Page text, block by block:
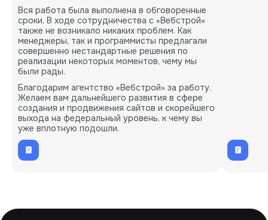
Вся работа была выполнена в обговоренные
сроки. В ходе сотрудничества с «Вебстрой»
также не возникало никаких проблем. Как
менеджеры, так и программисты предлагали
совершенно нестандартные решения по
реализации некоторых моментов, чему мы
были рады.
Благодарим агентство «Вебстрой» за работу.
Желаем вам дальнейшего развития в сфере
создания и продвижения сайтов и скорейшего
выхода на федеральный уровень, к чему вы
уже вплотную подошли.